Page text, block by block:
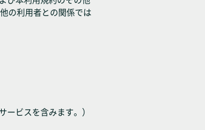
の利用者との関係では
ビスを含みます。）